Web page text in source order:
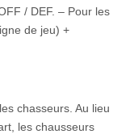
/ DEF. – Pour les
de jeu) +
chasseurs. Au lieu
les chausseurs